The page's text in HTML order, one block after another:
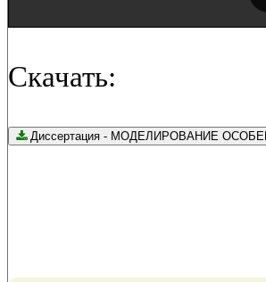
Скачать:
Диссертация - МОДЕЛИРОВАНИЕ